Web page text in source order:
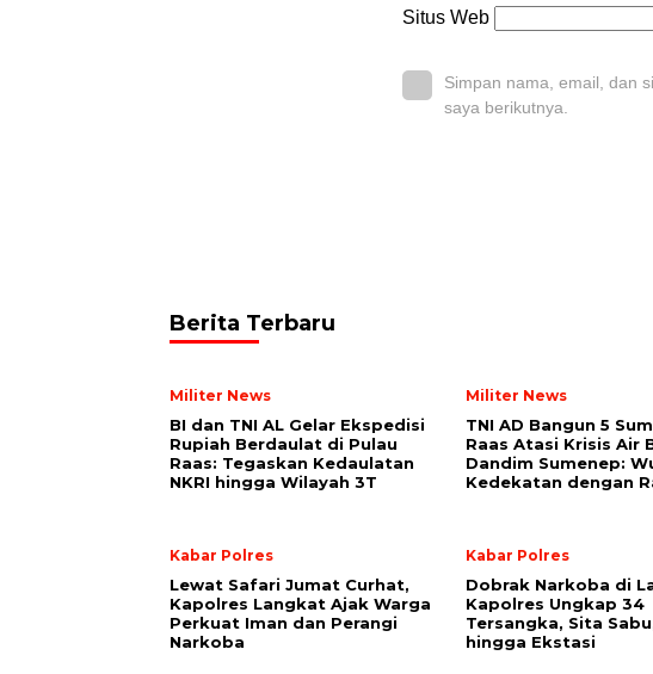
Situs Web
Simpan nama, email, dan
saya berikutnya.
Berita Terbaru
Militer News
BI dan TNI AL Gelar Ekspedisi
Rupiah Berdaulat di Pulau
Raas: Tegaskan Kedaulatan
NKRI hingga Wilayah 3T
Militer News
TNI AD Bangun 5
Raas Atasi Krisis Air
Dandim Sumenep:
Kedekatan dengan
Kabar Polres
Lewat Safari Jumat Curhat,
Kapolres Langkat Ajak Warga
Perkuat Iman dan Perangi
Narkoba
Kabar Polres
Dobrak Narkoba di
Kapolres Ungkap 34
Tersangka, Sita
hingga Ekstasi